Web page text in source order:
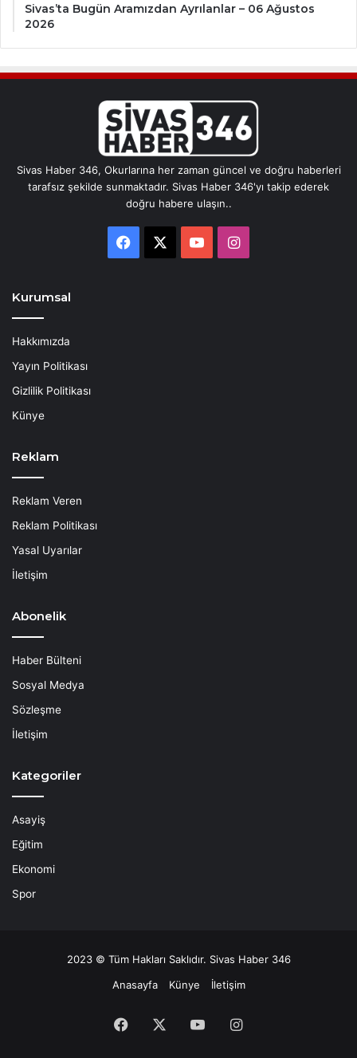
Sivas’ta Bugün Aramızdan Ayrılanlar – 06 Ağustos
2026
Sivas Haber 346, Okurlarına her zaman güncel ve doğru haberleri
tarafsız şekilde sunmaktadır. Sivas Haber 346'yı takip ederek
doğru habere ulaşın..
Facebook YouTubeInstagram
Kurumsal
Hakkımızda
Yayın Politikası
Gizlilik Politikası
Künye
Reklam
Reklam Veren
Reklam Politikası
Yasal Uyarılar
İletişim
Abonelik
Haber Bülteni
Sosyal Medya
Sözleşme
İletişim
Kategoriler
Asayiş
Eğitim
Ekonomi
Spor
2023 © Tüm Hakları Saklıdır. Sivas Haber 346
Anasayfa
Künye İletişim
Facebook YouTubeInstagram